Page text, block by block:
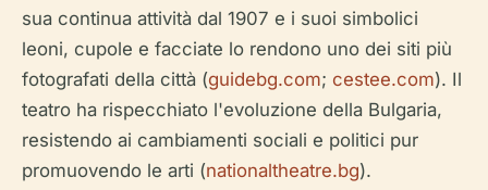
sua continua attività dal 1907 e i suoi simbolici
leoni, cupole e facciate lo rendono uno dei siti più
fotografati della città (guidebg.com; cestee.com). Il
teatro ha rispecchiato l'evoluzione della Bulgaria,
resistendo ai cambiamenti sociali e politici pur
promuovendo le arti (nationaltheatre.bg).